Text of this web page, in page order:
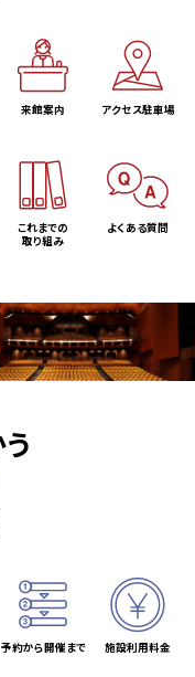
来館案内 アクセス駐車場
これまでの
取り組み
よくある質問
予約から開催まで 施設利用料金